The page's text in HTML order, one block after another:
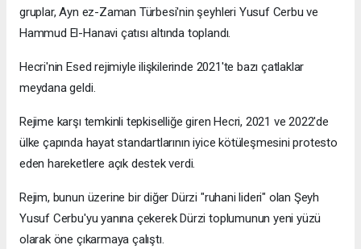
gruplar, Ayn ez-Zaman Türbesi'nin şeyhleri Yusuf Cerbu ve
Hammud El-Hanavi çatısı altında toplandı.
Hecri'nin Esed rejimiyle ilişkilerinde 2021'te bazı çatlaklar
meydana geldi.
Rejime karşı temkinli tepkiselliğe giren Hecri, 2021 ve 2022'de
ülke çapında hayat standartlarının iyice kötüleşmesini protesto
eden hareketlere açık destek verdi.
Rejim, bunun üzerine bir diğer Dürzi "ruhani lideri" olan Şeyh
Yusuf Cerbu'yu yanına çekerek Dürzi toplumunun yeni yüzü
olarak öne çıkarmaya çalıştı.